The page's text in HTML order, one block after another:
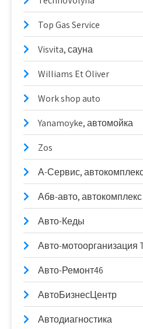
Top Gas Service
Visvita, сауна
Williams Et Oliver
Work shop auto
Yanamoyke, автомойка
Zos
А-Сервис,
Абв-авто, автокомплекс
Авто-Кеды
Авто-мотоорганизация
Авто-Ремонт46
АвтоБизнесЦентр
Автодиагностика